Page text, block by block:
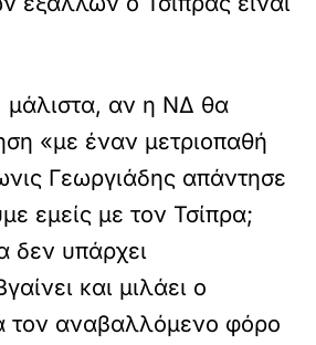
μάλιστα, αν η ΝΔ θα
«με έναν μετριοπαθή
Γεωργιάδης απάντησε
εμείς με τον Τσίπρα;
δεν υπάρχει
και μιλάει ο
τον αναβαλλόμενο φόρο